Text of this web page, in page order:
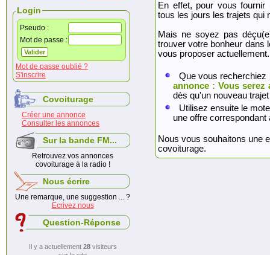
Login
Pseudo :
Mot de passe :
Mot de passe oublié ?
S'inscrire
Covoiturage
Créer une annonce
Consulter les annonces
Sur la bande FM...
Retrouvez vos annonces
covoiturage à la radio !
Nous écrire
Une remarque, une suggestion ... ?
Ecrivez nous
Question-Réponse
Il y a actuellement 28visiteurs
En effet, pour vous fournir
tous les jours les trajets qui
Mais ne soyez pas
trouver votre bonheur dans
vous proposer actuellement.
Que vous
annonce : Vous serez
dès qu'un nouveau
Utilisez ensuite le
une offre
Nous vous souhaitons une
covoiturage.